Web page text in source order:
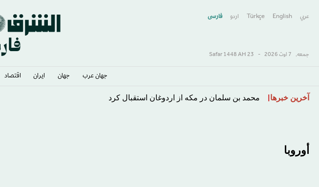
عربي English
Türkçe اردو فارسى
جمعه, 7 اوت 2026 -
23 Safar 1448 AH
جهان عرب جهان ایران اقتصاد
رفتنآخرین خبرها محمد بن سلمان در مکه از اردوغان استقبال کرد
أوروبا